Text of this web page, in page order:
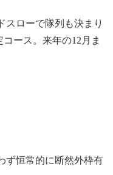
スローで隊列も決まり
ース。来年の12月ま
ず恒常的に断然外枠有